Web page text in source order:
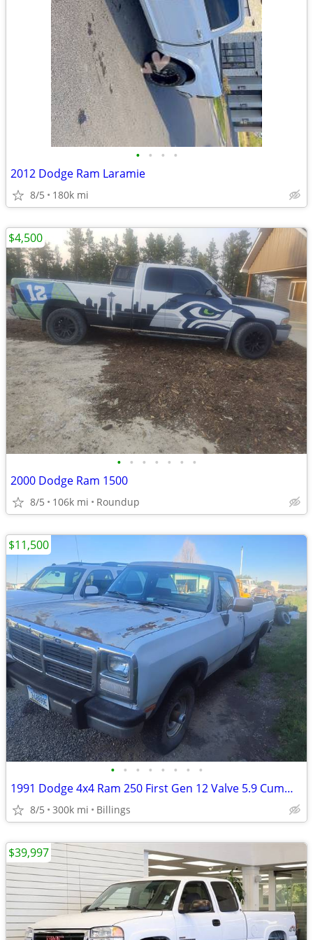
• • • •
2012 Dodge Ram Laramie
8/5 180k mi
• • • • • • •
2000 Dodge Ram 1500
8/5 106k mi Roundup
$4,500
• • • • • • • •
1991 Dodge 4x4 Ram 250 First Gen 12 Valve 5.9 Cummins Manual
8/5 300k mi Billings
$11,500
$39,997